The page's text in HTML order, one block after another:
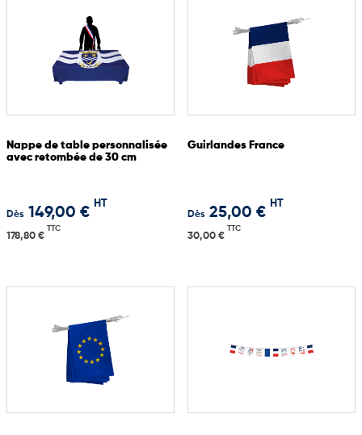
Nappe de table personnalisée
avec retombée de 30 cm
Dès 149,00 €
HT
178,80 €
TTC
Guirlandes France
Dès 25,00 €
HT
30,00 €
TTC